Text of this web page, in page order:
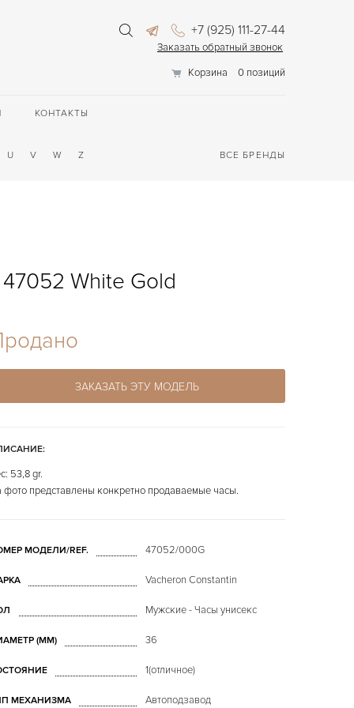
+7 (925) 111-27-44
Заказать обратный звонок
Корзина
0 позиций
КОНТАКТЫ
U V W Z ВСЕ БРЕНДЫ
White Gold
ЗАКАЗАТЬ ЭТУ МОДЕЛЬ
53,8 gr.
фото представлены конкретно продаваемые часы.
МОДЕЛИ/REF. 47052/000G
Vacheron Constantin
Мужские - Часы унисекс
(MM) 36
1(отличное)
МЕХАНИЗМА Автоподзавод